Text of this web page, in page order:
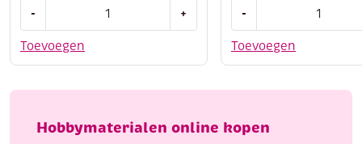
lampionnetjes van met LED-lampjes
gebruik ze als op tafel
Je kunt er dieren of figuren van maken, bijvoorbeeld:
Toevoegen
-
kartonnen
6
aantal
+
Toevoegen
-
water
set,
/
Hobbymaterialen online kopen